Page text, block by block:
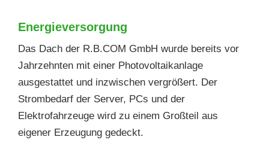
Energieversorgung
Das Dach der R.B.COM GmbH wurde bereits vor
Jahrzehnten mit einer Photovoltaikanlage
ausgestattet und inzwischen vergrößert. Der
Strombedarf der Server, PCs und der
Elektrofahrzeuge wird zu einem Großteil aus
eigener Erzeugung gedeckt.